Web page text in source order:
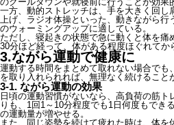
一方、動的ストレッチは、手を大きく回し
上げ、ラジオ体操といった、動きながら
のウォーミングアップに適している。
ただし、寝起きの状態で急に動くと体を痛
30分ほど経って、体がある程度ほぐれてか
3.ながら運動で健康に
運動する時間をまとめて取れない場合でも
を取り入れられれば、無理なく続けること
3-1. ながら運動の効果
日頃の運動習慣がないなら、高負荷の筋ト
りも、1回1～10分程度でも1日何度もでき
の運動量が増やせる。
また、同じ姿勢を続けて疲れた時は、体